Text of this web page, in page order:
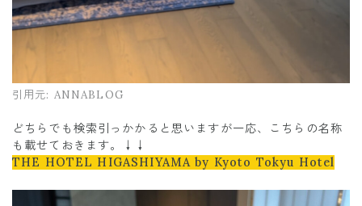
引用元: ANNABLOG
どちらでも検索引っかかると思いますが一応、こちらの名称
も載せておきます。↓↓
THE HOTEL HIGASHIYAMA by Kyoto Tokyu Hotel